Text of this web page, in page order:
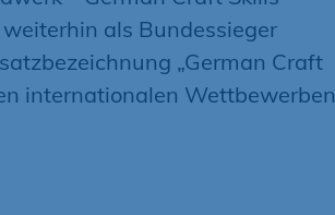
als Bundessieger
„German Craft
internationalen Wettbewerben